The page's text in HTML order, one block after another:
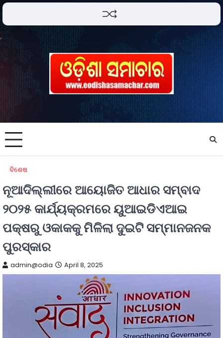
ବିଶେଷ
ନୂଆଦିଲ୍ଲୀରେ ଆୟୋଜିତ ଆଧାର ସମ୍ବାଦ
୨୦୨୫ କାର୍ଯ୍ୟକ୍ରମରେ ୟୁଆଇଡିଏଆଇ
ପକ୍ଷରୁ ଓକାକକୁ ମିଳିଲା ଦୁଇଟି ସମ୍ମାନଜନକ
ପୁରସ୍କାର
admin@odia April 8, 2025